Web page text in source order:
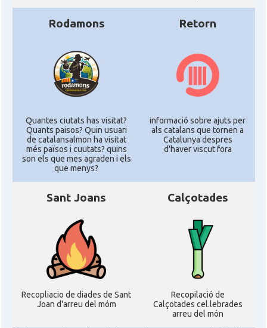
Rodamons
Quantes ciutats has visitat?
Quants paisos? Quin usuari
de catalansalmon ha visitat
més països i cuutats? quins
son els que mes agraden i els
que menys?
Retorn
informació sobre ajuts per
als catalans que tornen a
Catalunya despres
d'haver viscut fora
Sant Joans
Recopliacio de diades de Sant
Joan d'arreu del móm
Calçotades
Recopilació de
Calçotades cel.lebrades
arreu del món